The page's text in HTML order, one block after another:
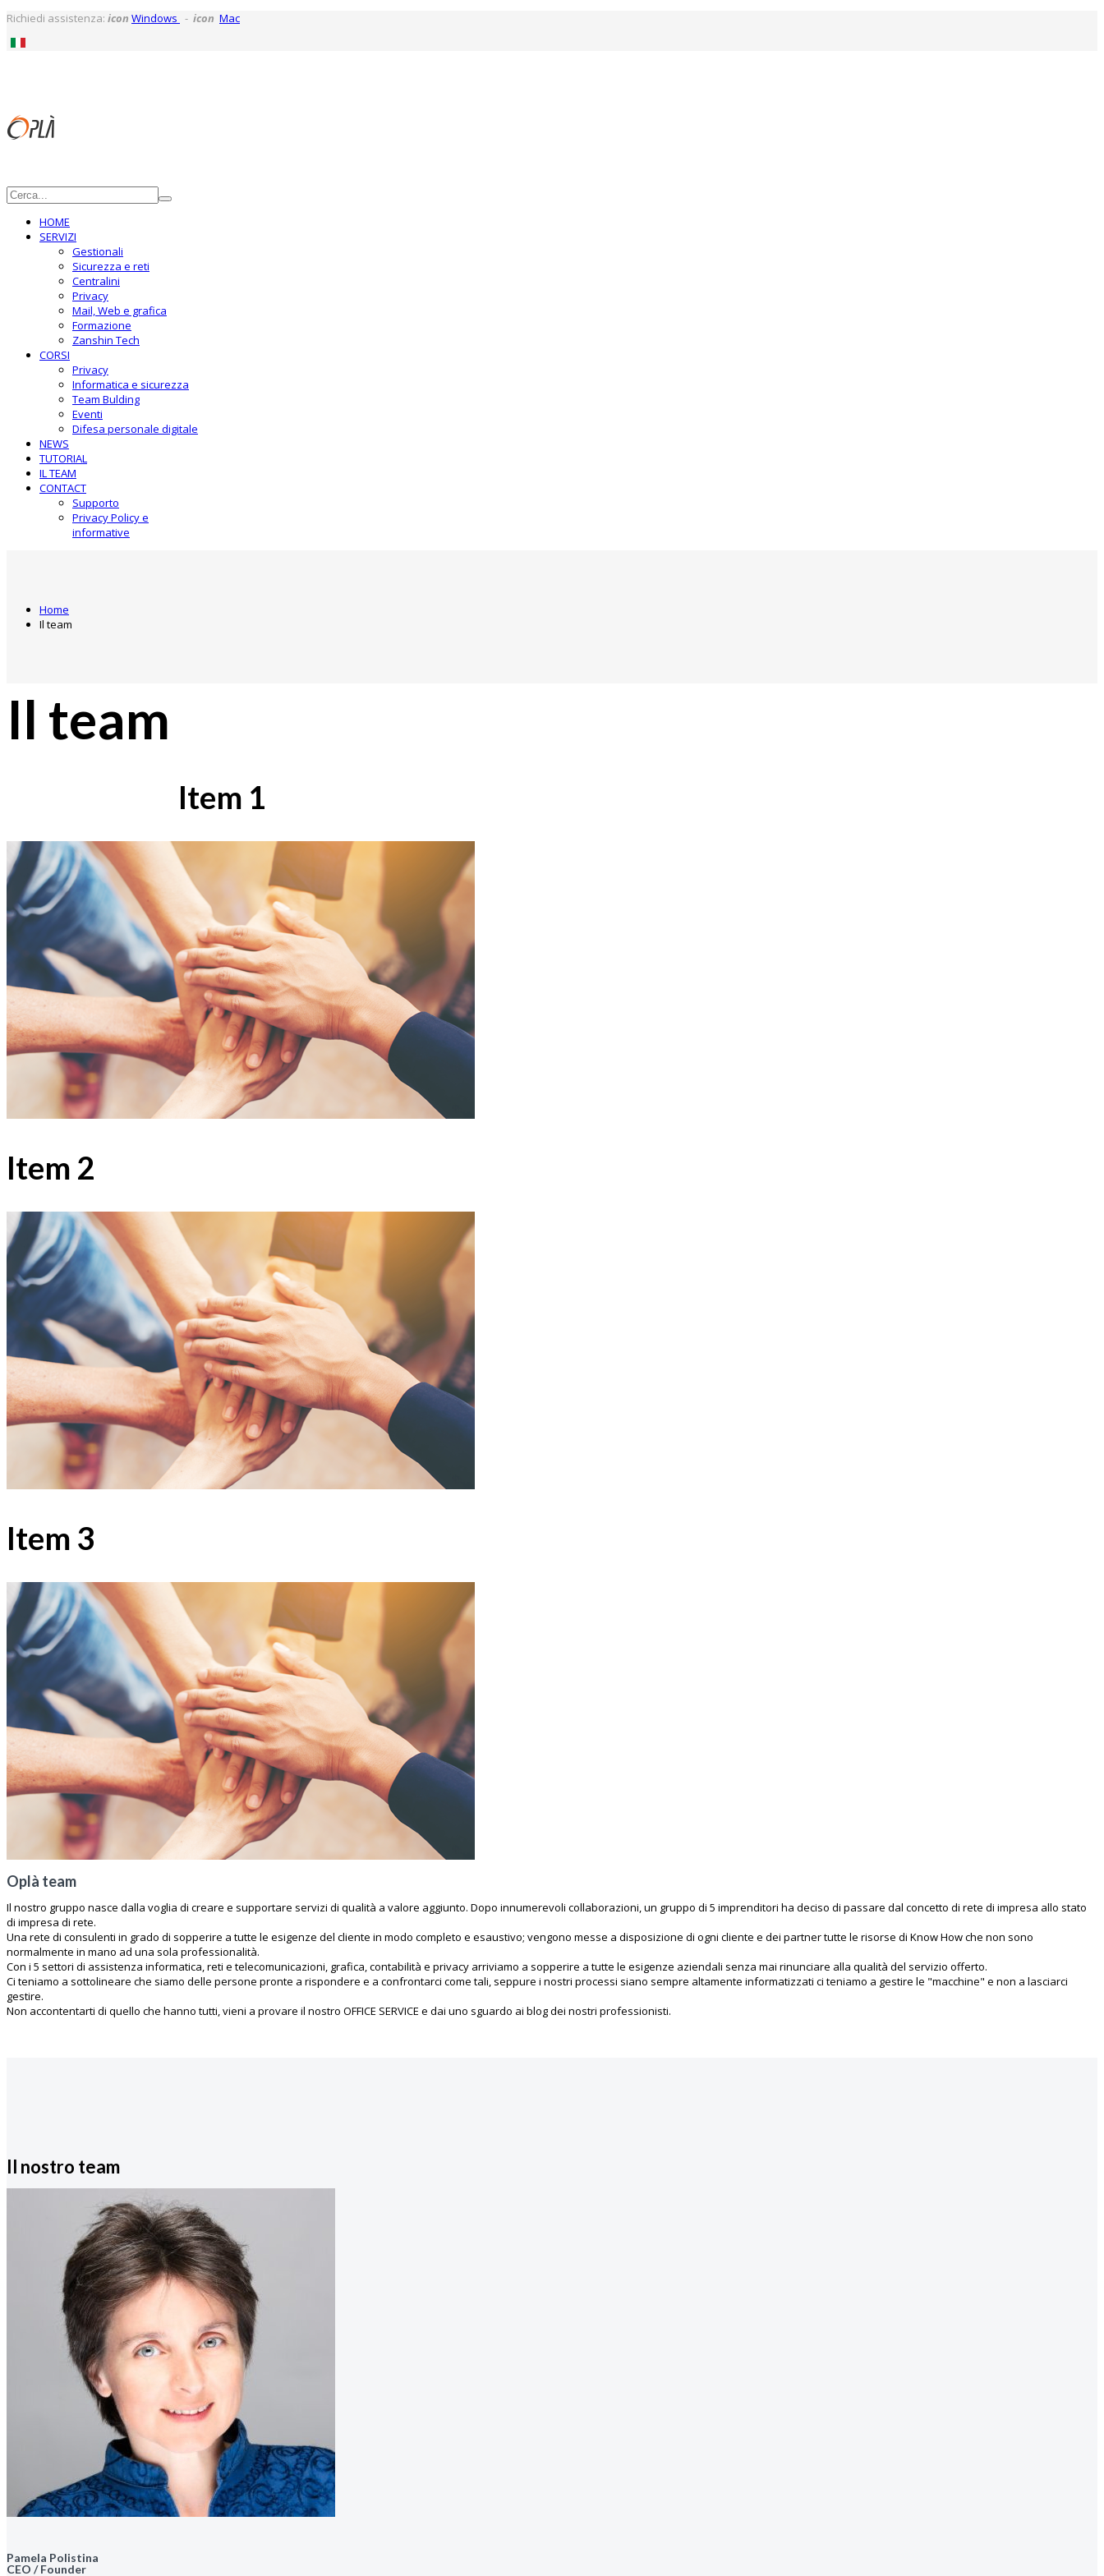
Richiedi assistenza: icon Windows - icon Mac
HOME
SERVIZI
Gestionali
Sicurezza e reti
Centralini
Privacy
Mail, Web e grafica
Formazione
Zanshin Tech
CORSI
Privacy
Informatica e sicurezza
Team Bulding
Eventi
Difesa personale digitale
NEWS
TUTORIAL
IL TEAM
CONTACT
Supporto
Privacy Policy e
informative
Home
Il team
Il team
Item 1
Item 2
Item 3
Oplà team
Il nostro gruppo nasce dalla voglia di creare e supportare servizi di qualità a valore aggiunto. Dopo innumerevoli collaborazioni, un gruppo di 5 imprenditori ha deciso di passare dal concetto di rete di impresa allo stato
di impresa di rete.
Una rete di consulenti in grado di sopperire a tutte le esigenze del cliente in modo completo e esaustivo; vengono messe a disposizione di ogni cliente e dei partner tutte le risorse di Know How che non sono
normalmente in mano ad una sola professionalità.
Con i 5 settori di assistenza informatica, reti e telecomunicazioni, grafica, contabilità e privacy arriviamo a sopperire a tutte le esigenze aziendali senza mai rinunciare alla qualità del servizio offerto.
Ci teniamo a sottolineare che siamo delle persone pronte a rispondere e a confrontarci come tali, seppure i nostri processi siano sempre altamente informatizzati ci teniamo a gestire le "macchine" e non a lasciarci
gestire.
Non accontentarti di quello che hanno tutti, vieni a provare il nostro OFFICE SERVICE e dai uno sguardo ai blog dei nostri professionisti.
Il nostro team
Pamela Polistina
CEO / Founder